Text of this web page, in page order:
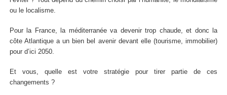
ou le localisme.
Pour la France, la méditerranée va devenir trop chaude, et donc la
côte Atlantique a un bien bel avenir devant elle (tourisme, immobilier)
pour d’ici 2050.
Et vous, quelle est votre stratégie pour tirer partie de ces
changements ?